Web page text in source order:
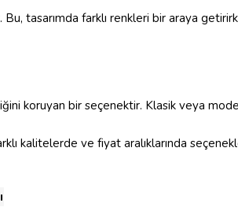
tasarımda farklı renkleri bir araya
koruyan bir seçenektir. Klasik veya
kalitelerde ve fiyat aralıklarında